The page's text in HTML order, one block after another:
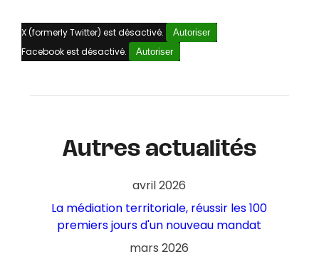
X (formerly Twitter) est désactivé. Autoriser
Facebook est désactivé. Autoriser
Autres actualités
avril 2026
La médiation territoriale, réussir les 100
premiers jours d'un nouveau mandat
mars 2026